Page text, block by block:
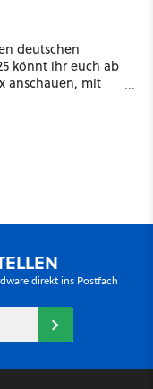
deutschen
könnt ihr euch ab
anschauen, mit
direkt ins Postfach